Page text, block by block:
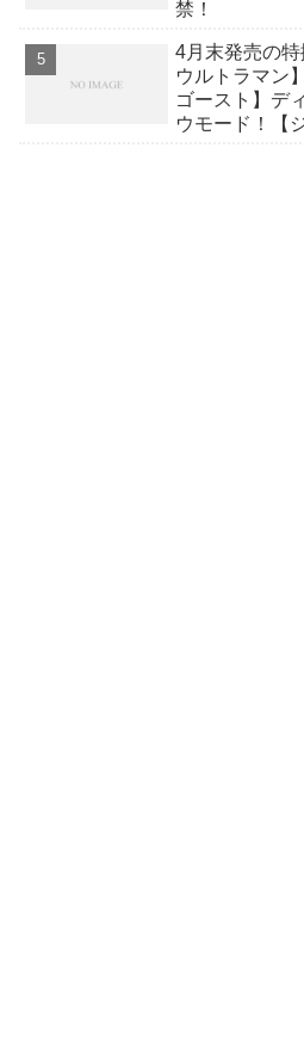
禁！
4月末発売の
ウルトラマン
ゴースト】デ
ウモード！【